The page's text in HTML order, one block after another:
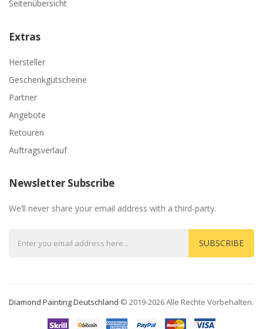
Seitenübersicht
Extras
Hersteller
Geschenkgutscheine
Partner
Angebote
Retouren
Auftragsverlauf
Newsletter Subscribe
We’ll never share your email address with a third-party.
SUBSCRIBE
Diamond Painting Deutschland © 2019-2026 Alle Rechte Vorbehalten.